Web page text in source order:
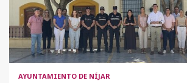
AYUNTAMIENTO DE NÍJAR